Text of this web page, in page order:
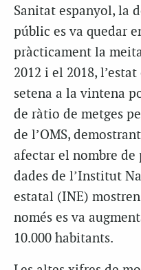
Sanitat espanyol, la
públic es va quedar
pràcticament la
2012 i el 2018,
setena a la vintena
de ràtio de metges
de l’OMS,
afectar el nombre
dades de l’Institut
estatal (INE)
només es va
10.000 habitants.